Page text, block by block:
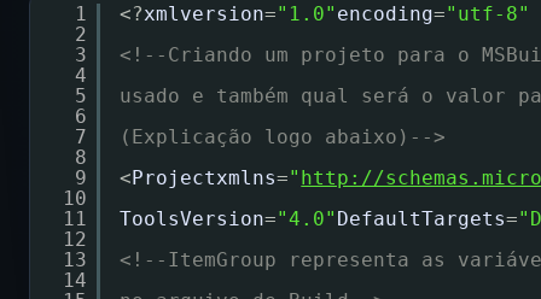
1
2
3
4
5
6
7
8
9
10
11
12
13
14
<?xmlversion="1.0" encoding="utf-8"
<!--Criando um projeto para o
usado e também qual será o valor
(Explicação logo abaixo)-->
<Projectxmlns=" http://
ToolsVersion="4.0" DefaultTargets=
<!--ItemGroup representa as